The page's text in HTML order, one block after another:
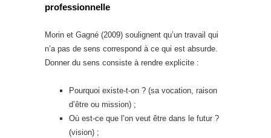
professionnelle
Morin et Gagné (2009) soulignent qu’un travail qui
n’a pas de sens correspond à ce qui est absurde.
Donner du sens consiste à rendre explicite :
Pourquoi existe-t-on ? (sa vocation, raison
d’être ou mission) ;
Où est-ce que l’on veut être dans le futur ?
(vision) ;